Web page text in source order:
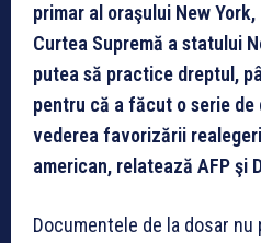
primar al oraşului New
Curtea Supremă a statului
putea să practice dreptul,
pentru că a făcut o serie
vederea favorizării
american, relatează AFP şi
Documentele de la dosar